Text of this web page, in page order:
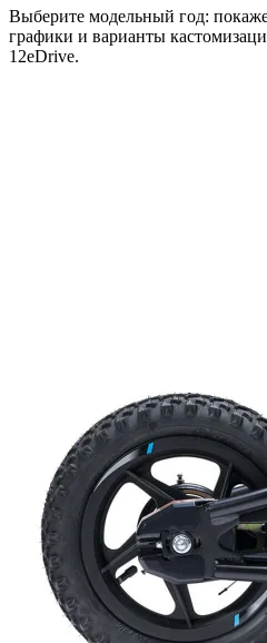
Выберите модельный год:
графики и варианты
12eDrive.